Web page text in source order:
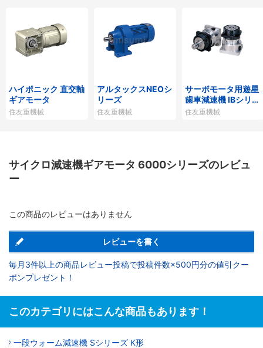
ハイポニック 直交軸
ギアモータ
住友重機械
アルタックスNEOシ
リーズ
住友重機械
サーボモータ用遊星
歯車減速機 IBシリー
ズP1タイプ
住友重機械
サイクロ減速機ギアモータ 6000シリーズのレビュ
ー
この商品のレビューはありません
レビューを書く
毎月3件以上の商品レビュー投稿で投稿件数×500円分の値引クー
ポンプレゼント！
このカテゴリにはこんな商品もあります！
一段ウォーム減速機 Sシリーズ K形